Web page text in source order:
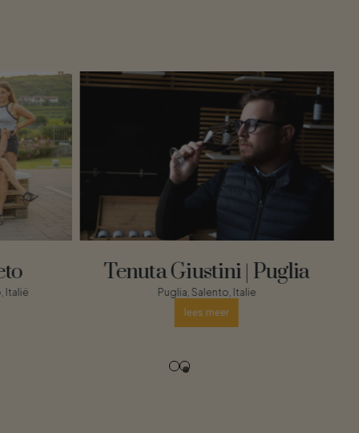
Italië
Tenuta Giustini | Puglia
Puglia, Salento, Italie
lees meer